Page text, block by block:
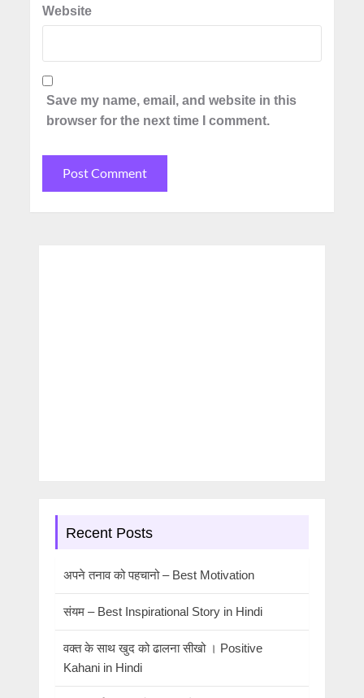
Website
Save my name, email, and website in this
browser for the next time I comment.
Recent Posts
अपने तनाव को पहचानो – Best Motivation
संयम – Best Inspirational Story in Hindi
वक्त के साथ खुद को ढालना सीखो । Positive
Kahani in Hindi